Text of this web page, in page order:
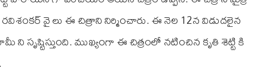
వై లు ఈ చిత్రాని నిర్మించారు. ఈ నెల 12న విడుదలైన
ని సృష్టిస్తుంది. ముఖ్యంగా ఈ చిత్రంలో నటించిన కృతి శెట్టి కి